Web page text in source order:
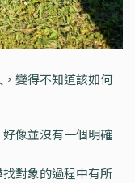
變得不知道該如何
像並沒有一個明確
對象的過程中有所